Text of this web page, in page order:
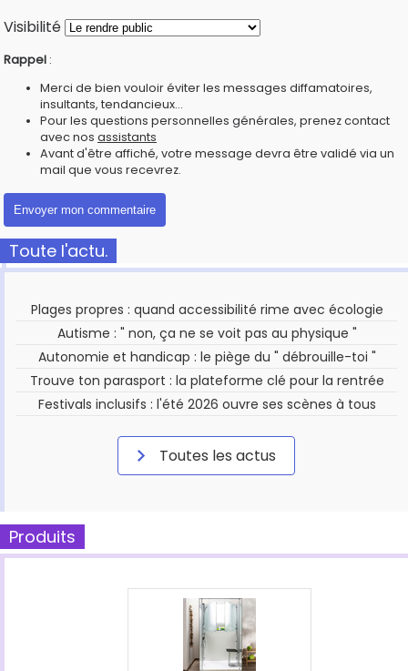
Visibilité
Rappel :
Merci de bien vouloir éviter les messages diffamatoires,
insultants, tendancieux...
Pour les questions personnelles générales, prenez contact
avec nos assistants
Avant d'être affiché, votre message devra être validé via un
mail que vous recevrez.
Toute l'actu.
Plages propres : quand accessibilité rime avec écologie
Autisme : " non, ça ne se voit pas au physique "
Autonomie et handicap : le piège du " débrouille-toi "
Trouve ton parasport : la plateforme clé pour la rentrée
Festivals inclusifs : l'été 2026 ouvre ses scènes à tous
Toutes les actus
Produits